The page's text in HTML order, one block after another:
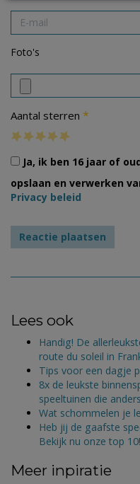
Foto's
Aantal sterren *
Ja, ik ben 16 jaar of
opslaan en verwerken
Privacy beleid
Lees ook
Handig! De
route du soleil in
Tips voor een dagje
8x de leukste
speeltuinen die
Wat schommelen je
Heb jij de gaafste
Bekijk nu onze top 10!
Meer inpiratie